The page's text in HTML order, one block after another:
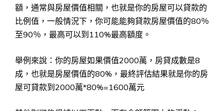
額，通常與房屋價值相關，也就是你的房屋可以貸款的
比例值，一般情況下，你可能能夠貸款房屋價值的80％
至90％，最高可以到110%最高額度。
舉例來說：你的房屋如果價值2000萬，房貸成數是8
成，也就是房屋價值的80%，最終評估結果就是你的房
屋可貸款到2000萬*80%=1600萬元